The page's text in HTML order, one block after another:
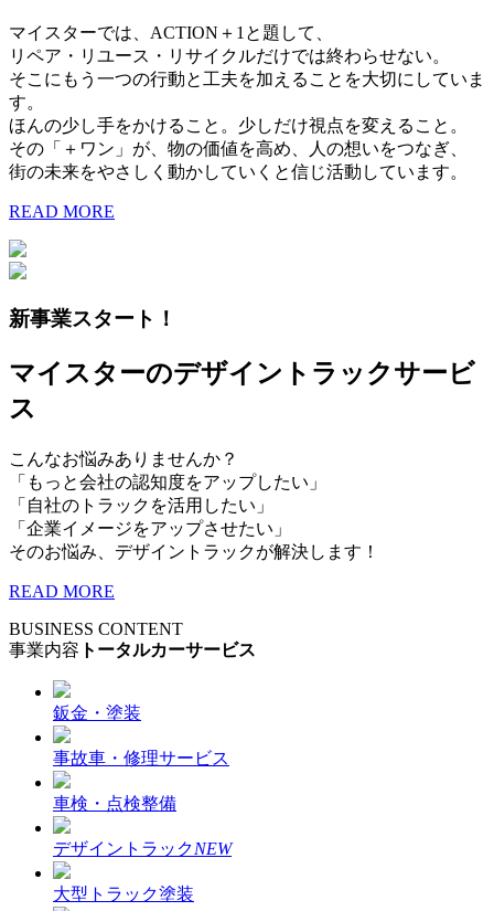
マイスターでは、ACTION＋1と題して、
リペア・リユース・リサイクルだけでは終わらせない。
そこにもう一つの行動と工夫を加えることを大切にしていま
す。
ほんの少し手をかけること。少しだけ視点を変えること。
その「＋ワン」が、物の価値を高め、人の想いをつなぎ、
街の未来をやさしく動かしていくと信じ活動しています。
READ MORE
新事業スタート！
マイスターのデザイントラックサービ
ス
こんなお悩みありませんか？
「もっと会社の認知度をアップしたい」
「自社のトラックを活用したい」
「企業イメージをアップさせたい」
そのお悩み、デザイントラックが解決します！
READ MORE
BUSINESS CONTENT
事業内容 トータルカーサービス
鈑金・塗装
事故車・修理サービス
車検・点検整備
デザイントラックNEW
大型トラック塗装